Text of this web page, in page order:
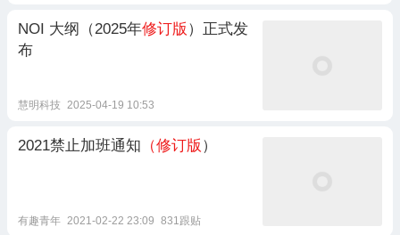
NOI 大纲（2025年修订版 ）正式发
布
慧明科技 2025-04-19 10:53
2021禁止加班通知 （修订版 ）
有趣青年 2021-02-22 23:09 831跟贴